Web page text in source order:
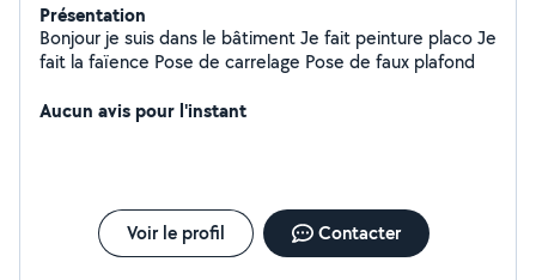
Présentation
Bonjour je suis dans le bâtiment Je fait peinture placo Je
fait la faïence Pose de carrelage Pose de faux plafond
Aucun avis pour l'instant
Voir le profil Contacter